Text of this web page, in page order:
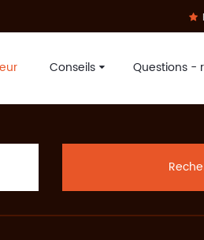
Conseils Questions -
Lombardo, Metra, Moustache,
de VTT, SportAdvice Bike
SportAdvice vous propose le
vélos Tout Terrains : all-mountain,